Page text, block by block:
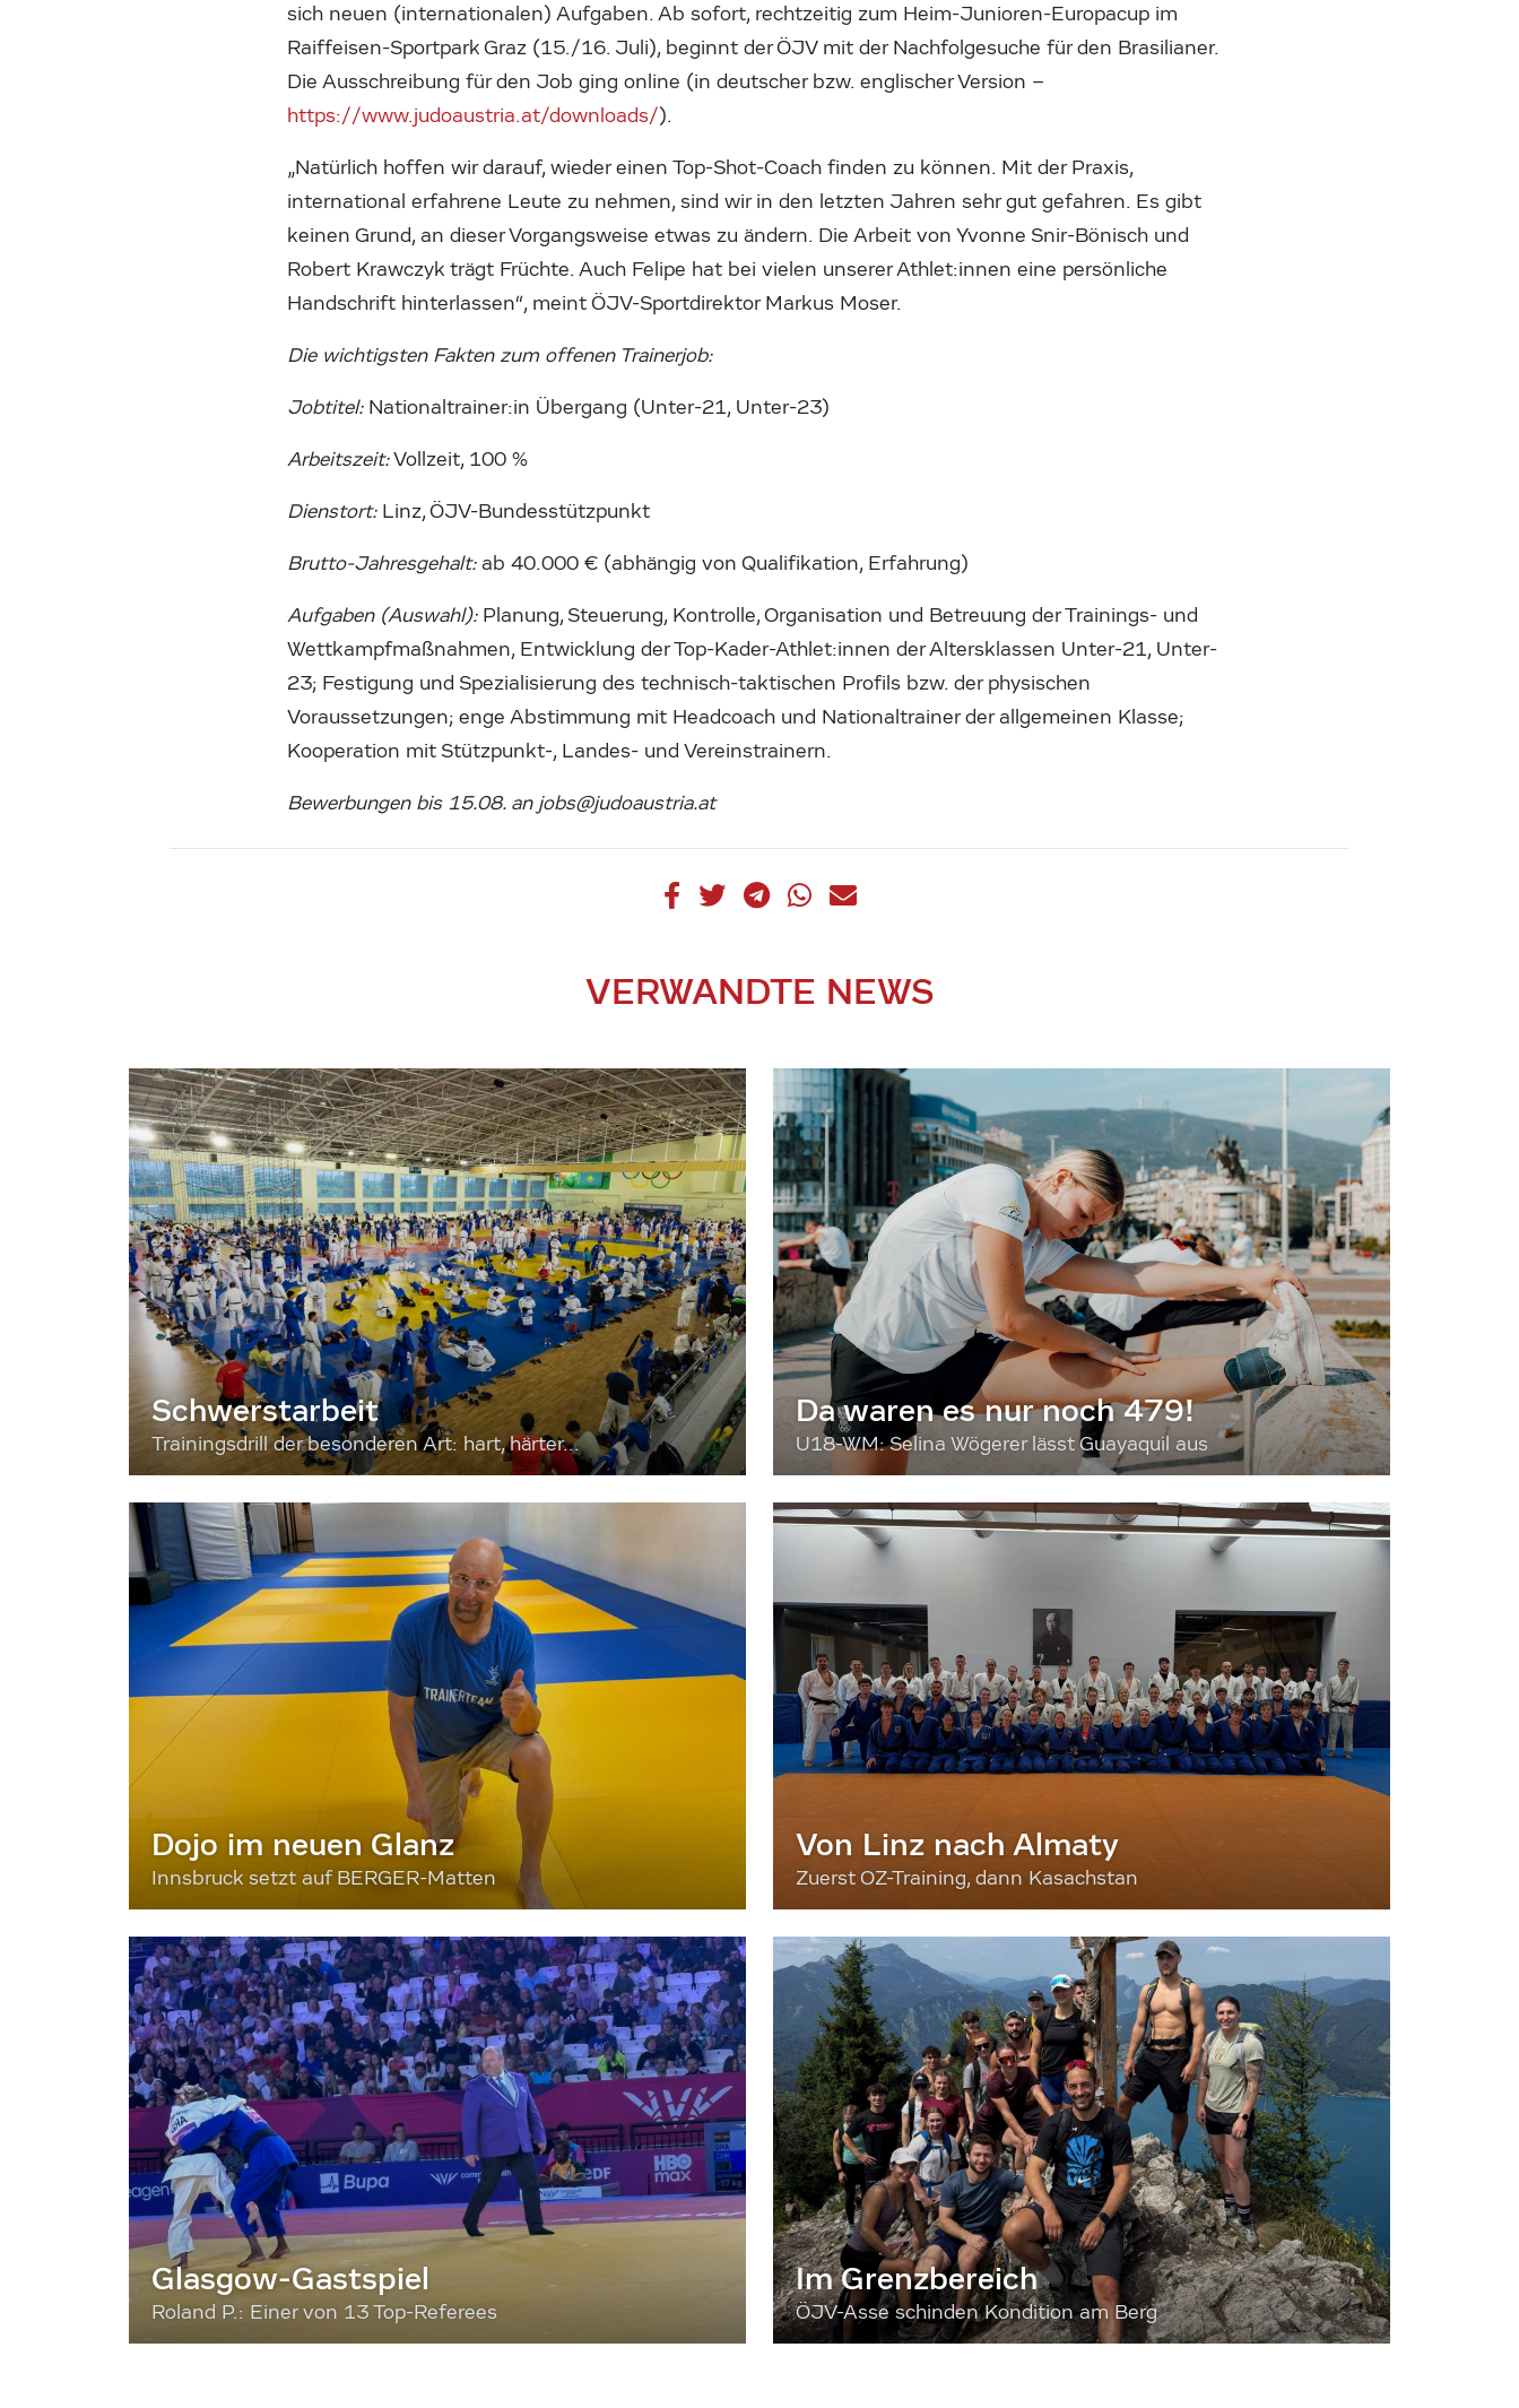
sich neuen (internationalen) Aufgaben. Ab sofort, rechtzeitig zum Heim-Junioren-Europacup im
Raiffeisen-Sportpark Graz (15./16. Juli), beginnt der ÖJV mit der Nachfolgesuche für den Brasilianer.
Die Ausschreibung für den Job ging online (in deutscher bzw. englischer Version –
https://www.judoaustria.at/downloads/).
„Natürlich hoffen wir darauf, wieder einen Top-Shot-Coach finden zu können. Mit der Praxis,
international erfahrene Leute zu nehmen, sind wir in den letzten Jahren sehr gut gefahren. Es gibt
keinen Grund, an dieser Vorgangsweise etwas zu ändern. Die Arbeit von Yvonne Snir-Bönisch und
Robert Krawczyk trägt Früchte. Auch Felipe hat bei vielen unserer Athlet:innen eine persönliche
Handschrift hinterlassen“, meint ÖJV-Sportdirektor Markus Moser.
Die wichtigsten Fakten zum offenen Trainerjob:
Jobtitel: Nationaltrainer:in Übergang (Unter-21, Unter-23)
Arbeitszeit:Vollzeit, 100 %
Dienstort: Linz, ÖJV-Bundesstützpunkt
Brutto-Jahresgehalt:ab 40.000 € (abhängig von Qualifikation, Erfahrung)
Aufgaben (Auswahl): Planung, Steuerung, Kontrolle, Organisation und Betreuung der Trainings- und
Wettkampfmaßnahmen, Entwicklung der Top-Kader-Athlet:innen der Altersklassen Unter-21, Unter-
23; Festigung und Spezialisierung des technisch-taktischen Profils bzw. der physischen
Voraussetzungen; enge Abstimmung mit Headcoach und Nationaltrainer der allgemeinen Klasse;
Kooperation mit Stützpunkt-, Landes- und Vereinstrainern.
Bewerbungen bis 15.08. an jobs@judoaustria.at
VERWANDTE NEWS
Schwerstarbeit
Trainingsdrill der besonderen Art: hart, härter...
Da waren es nur noch 479!
U18-WM: Selina Wögerer lässt Guayaquil aus
Dojo im neuen Glanz
Innsbruck setzt auf BERGER-Matten
Von Linz nach Almaty
Zuerst OZ-Training, dann Kasachstan
Glasgow-Gastspiel
Roland P.: Einer von 13 Top-Referees
Im Grenzbereich
ÖJV-Asse schinden Kondition am Berg